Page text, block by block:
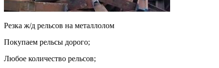
Резка ж/д рельсов на металлолом
Покупаем рельсы дорого;
Любое количество рельсов;